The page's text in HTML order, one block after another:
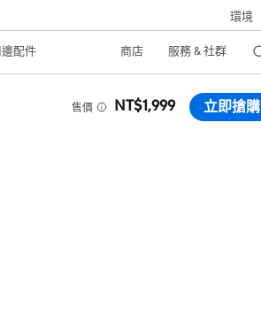
環境
配件 商店 服務 & 社群
售價 NT$1,999 立即搶購